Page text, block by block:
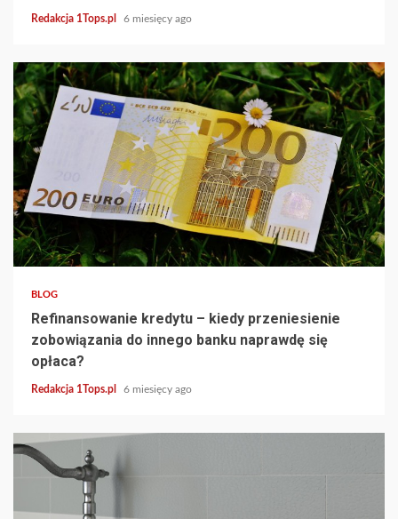
Redakcja 1Tops.pl 6 miesięcy ago
4 min read
BLOG
Refinansowanie kredytu – kiedy przeniesienie
zobowiązania do innego banku naprawdę się
opłaca?
Redakcja 1Tops.pl 6 miesięcy ago